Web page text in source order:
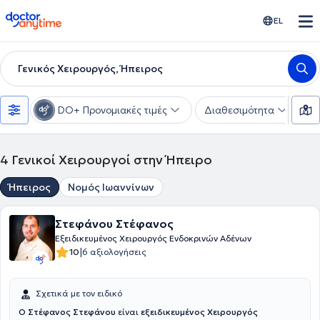
doctoranytime EL
Γενικός Χειρουργός, Ήπειρος
DO+ Προνομιακές τιμές Διαθεσιμότητα
4 Γενικοί Χειρουργοί στην Ήπειρο
Ήπειρος Νομός Ιωαννίνων
Στεφάνου Στέφανος
Εξειδικευμένος Χειρουργός Ενδοκρινών Αδένων
10|6 αξιολογήσεις
Σχετικά με τον ειδικό
Ο Στέφανος Στεφάνου είναι εξειδικευμένος Χειρουργός